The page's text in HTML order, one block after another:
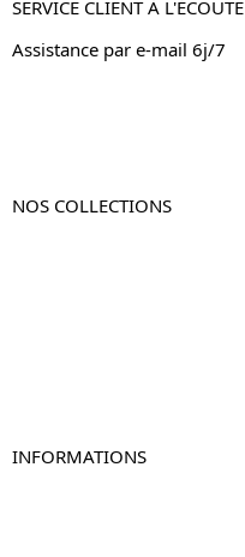
SERVICE CLIENT À L'ÉCOUTE
Assistance par e-mail 6j/7
NOS COLLECTIONS
INFORMATIONS